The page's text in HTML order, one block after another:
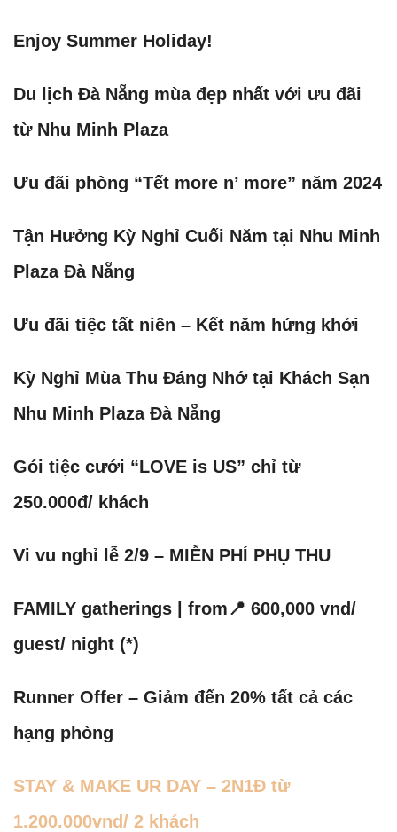
Enjoy Summer Holiday!
Du lịch Đà Nẵng mùa đẹp nhất với ưu đãi
từ Nhu Minh Plaza
Ưu đãi phòng “Tết more n’ more” năm 2024
Tận Hưởng Kỳ Nghỉ Cuối Năm tại Nhu Minh
Plaza Đà Nẵng
Ưu đãi tiệc tất niên – Kết năm hứng khởi
Kỳ Nghỉ Mùa Thu Đáng Nhớ tại Khách Sạn
Nhu Minh Plaza Đà Nẵng
Gói tiệc cưới “LOVE is US” chỉ từ
250.000đ/ khách
Vi vu nghỉ lễ 2/9 – MIỄN PHÍ PHỤ THU
FAMILY gatherings | from📍 600,000 vnd/
guest/ night (*)
Runner Offer – Giảm đến 20% tất cả các
hạng phòng
STAY & MAKE UR DAY – 2N1Đ từ
1.200.000vnd/ 2 khách